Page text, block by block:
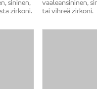
sininen,
zirkoni.
vaaleansininen,
tai vihreä zirkoni.